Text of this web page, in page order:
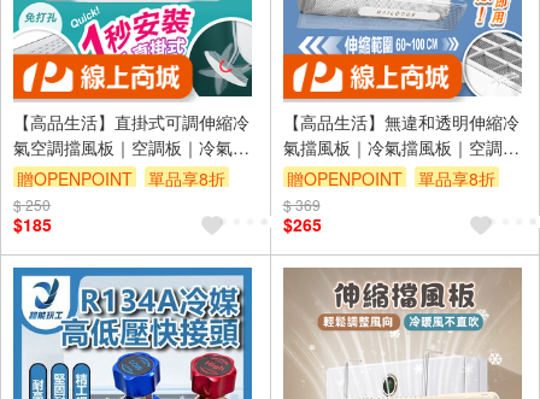
【高品生活】直掛式可調伸縮冷
氣空調擋風板｜空調板｜冷氣板
｜引流板｜出風板｜擋風板｜防
風擋板｜冷氣直吹｜直掛
贈OPENPOINT 單品享8折
$ 250
$185
【高品生活】無違和透明伸縮冷
氣擋風板｜冷氣擋風板｜空調擋
風板｜空調擋板｜冷氣擋板｜冷
氣擋風｜冷氣擋風版｜冷氣檔板
贈OPENPOINT 單品享8折
$ 369
$265